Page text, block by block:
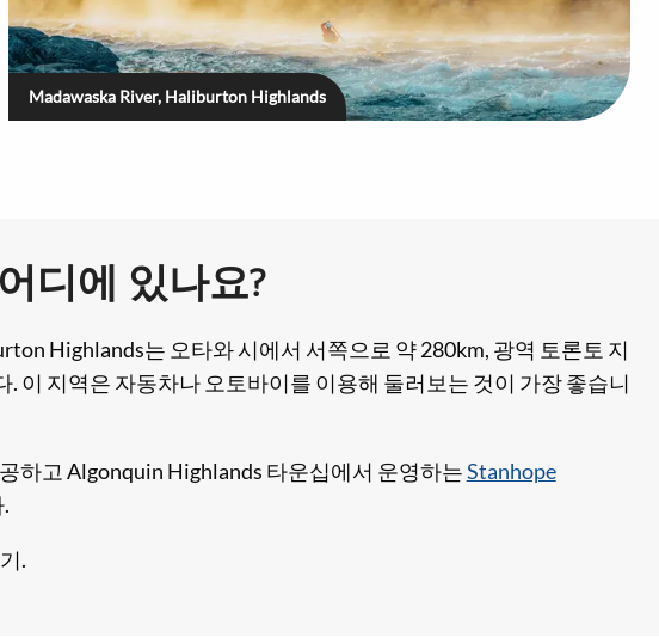
Madawaska River, Haliburton Highlands
디에 있나요?
Highlands는 오타와 시에서 서쪽으로 약 280km, 광역 토론토 지
이 지역은 자동차나 오토바이를 이용해 둘러보는 것이 가장 좋습니
하고 Algonquin Highlands 타운십에서 운영하는Stanhope
.